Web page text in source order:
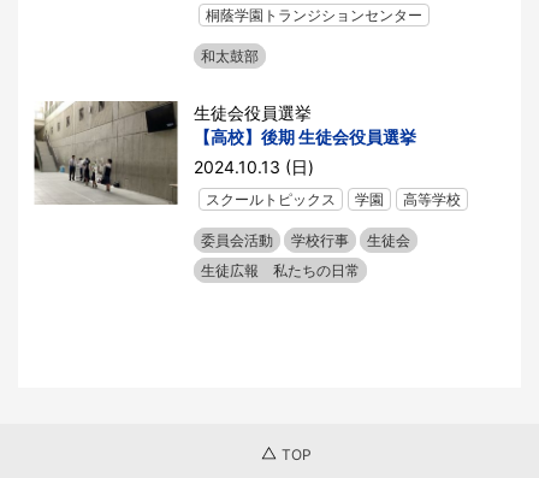
桐蔭学園トランジションセンター
和太鼓部
生徒会役員選挙
【高校】後期 生徒会役員選挙
2024.10.13 (日)
スクールトピックス 学園 高等学校
委員会活動 学校行事
生徒会
生徒広報 私たちの日常
TOP